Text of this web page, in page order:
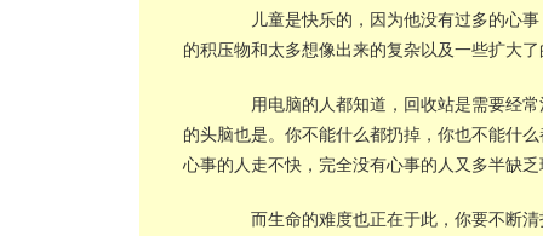
儿童是快乐的，因为他没有过多的心事
的积压物和太多想像出来的复杂以及一些扩大
用电脑的人都知道，回收站是需要经常
的头脑也是。你不能什么都扔掉，你也不能什
心事的人走不快，完全没有心事的人又多半缺
而生命的难度也正在于此，你要不断清